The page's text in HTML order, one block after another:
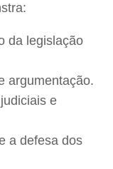
da legislação
argumentação.
e
a defesa dos